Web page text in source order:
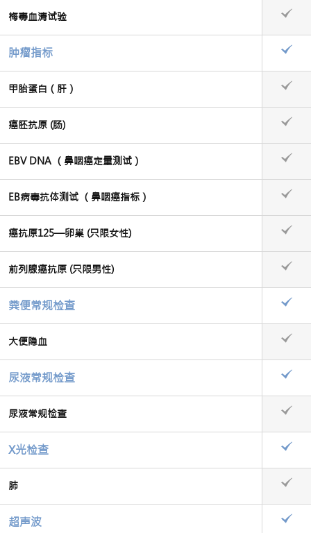
梅毒血清试验
肿瘤指标
甲胎蛋白（肝）
癌胚抗原 (肠)
EBV DNA （鼻咽癌定量测试）
EB病毒抗体测试 （鼻咽癌指标）
癌抗原125—卵巢 (只限女性)
前列腺癌抗原 (只限男性)
粪便常规检查
大便隐血
尿液常规检查
尿液常规检查
X光检查
肺
超声波